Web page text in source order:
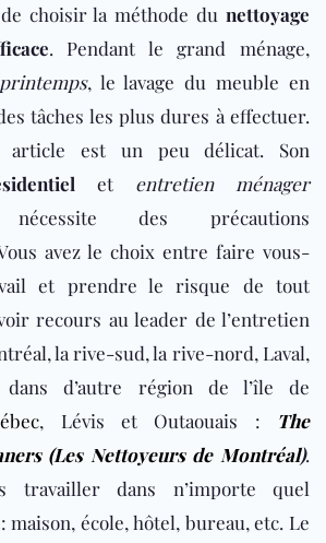
choisir la méthode du nettoyage
. Pendant le grand ménage,
, le lavage du meuble en
tâches les plus dures à effectuer.
article est un peu délicat. Son
et entretien ménager
des précautions
avez le choix entre faire vous-
et prendre le risque de tout
recours au leader de l’entretien
la rive-sud, la rive-nord, Laval,
d’autre région de l’île de
, Lévis et Outaouais : The
(Les Nettoyeurs de Montréal).
travailler dans n’importe quel
maison, école, hôtel, bureau, etc. Le